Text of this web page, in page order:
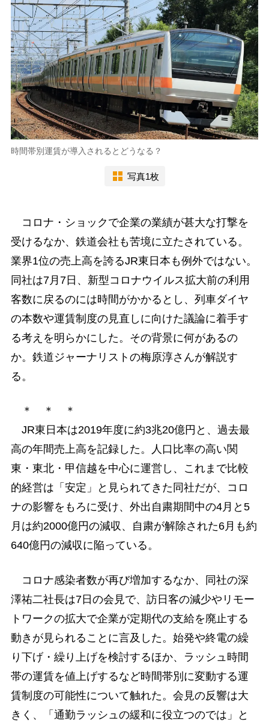
時間帯別運賃が導入されるとどうなる？
写真1枚
コロナ・ショックで企業の業績が甚大な打撃を
受けるなか、鉄道会社も苦境に立たされている。
業界1位の売上高を誇るJR東日本も例外ではない。
同社は7月7日、新型コロナウイルス拡大前の利用
客数に戻るのには時間がかかるとし、列車ダイヤ
の本数や運賃制度の見直しに向けた議論に着手す
る考えを明らかにした。その背景に何があるの
か。鉄道ジャーナリストの梅原淳さんが解説す
る。
＊ ＊ ＊
JR東日本は2019年度に約3兆20億円と、過去最
高の年間売上高を記録した。人口比率の高い関
東・東北・甲信越を中心に運営し、これまで比較
的経営は「安定」と見られてきた同社だが、コロ
ナの影響をもろに受け、外出自粛期間中の4月と5
月は約2000億円の減収、自粛が解除された6月も約
640億円の減収に陥っている。
コロナ感染者数が再び増加するなか、同社の深
澤祐二社長は7日の会見で、訪日客の減少やリモー
トワークの拡大で企業が定期代の支給を廃止する
動きが見られることに言及した。始発や終電の繰
り下げ・繰り上げを検討するほか、ラッシュ時間
帯の運賃を値上げするなど時間帯別に変動する運
賃制度の可能性について触れた。会見の反響は大
きく、「通勤ラッシュの緩和に役立つのでは」と